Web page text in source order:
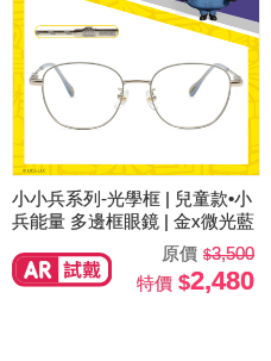
小小兵系列-光學框 | 兒童款•小
兵能量 多邊框眼鏡 | 金x微光藍
原價
3,500
特價
2,480